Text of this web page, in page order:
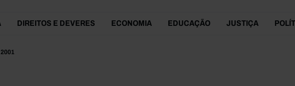
DIREITOS E DEVERES ECONOMIA EDUCAÇÃO JUSTIÇA